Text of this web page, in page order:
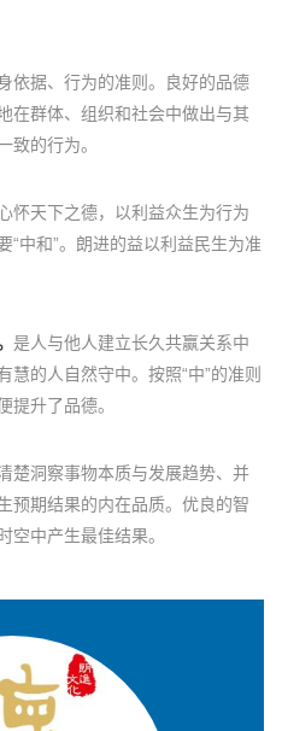
依据、行为的准则。良好的品德
在群体、组织和社会中做出与其
致的行为。
怀天下之德，以利益众生为行为
“中和”。朗进的益以利益民生为准
是人与他人建立长久共赢关系中
慧的人自然守中。按照“中”的准则
提升了品德。
楚洞察事物本质与发展趋势、并
预期结果的内在品质。优良的智
空中产生最佳结果。